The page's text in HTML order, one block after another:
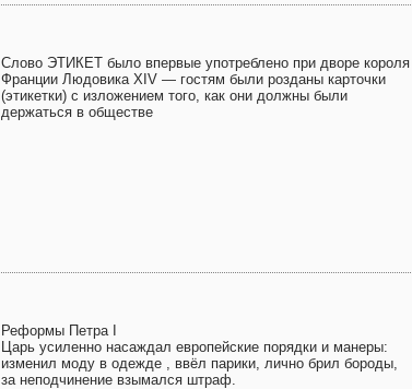
Слово ЭТИКЕТ было впервые употреблено при дворе короля
Франции Людовика XIV — гостям были розданы карточки
(этикетки) с изложением того, как они должны были
держаться в обществе
Реформы Петра I
Царь усиленно насаждал европейские порядки и манеры:
изменил моду в одежде , ввёл парики, лично брил бороды,
за неподчинение взымался штраф.